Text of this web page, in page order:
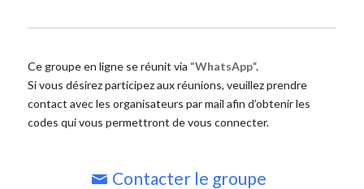
Ce groupe en ligne se réunit via “WhatsApp“.
Si vous désirez participez aux réunions, veuillez prendre
contact avec les organisateurs par mail afin d’obtenir les
codes qui vous permettront de vous connecter.
Contacter le groupe